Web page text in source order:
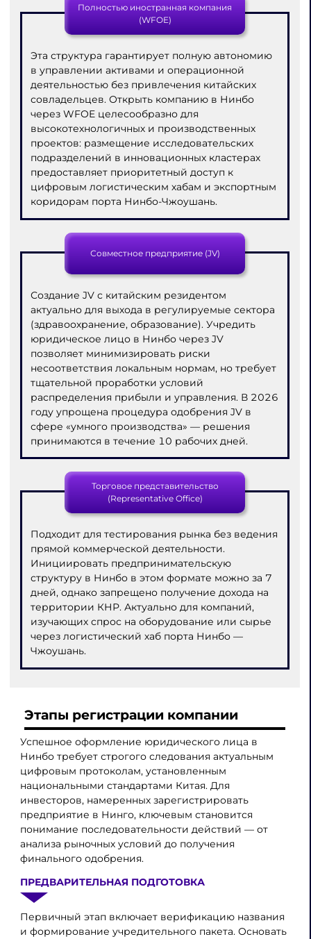
Полностью иностранная компания
(WFOE)
Эта структура гарантирует полную автономию
в управлении активами и операционной
деятельностью без привлечения китайских
совладельцев. Открыть компанию в Нинбо
через WFOE целесообразно для
высокотехнологичных и производственных
проектов: размещение исследовательских
подразделений в инновационных кластерах
предоставляет приоритетный доступ к
цифровым логистическим хабам и экспортным
коридорам порта Нинбо-Чжоушань.
Совместное предприятие (JV)
Создание JV с китайским резидентом
актуально для выхода в регулируемые сектора
(здравоохранение, образование). Учредить
юридическое лицо в Нинбо через JV
позволяет минимизировать риски
несоответствия локальным нормам, но требует
тщательной проработки условий
распределения прибыли и управления. В 2026
году упрощена процедура одобрения JV в
сфере «умного производства» — решения
принимаются в течение 10 рабочих дней.
Торговое представительство
(Representative Office)
Подходит для тестирования рынка без ведения
прямой коммерческой деятельности.
Инициировать предпринимательскую
структуру в Нинбо в этом формате можно за 7
дней, однако запрещено получение дохода на
территории КНР. Актуально для компаний,
изучающих спрос на оборудование или сырье
через логистический хаб порта Нинбо —
Чжоушань.
Этапы регистрации компании
Успешное оформление юридического лица в
Нинбо требует строгого следования актуальным
цифровым протоколам, установленным
национальными стандартами Китая. Для
инвесторов, намеренных зарегистрировать
предприятие в Нинго, ключевым становится
понимание последовательности действий — от
анализа рыночных условий до получения
финального одобрения.
ПРЕДВАРИТЕЛЬНАЯ ПОДГОТОВКА
Первичный этап включает верификацию названия
и формирование учредительного пакета. Основать